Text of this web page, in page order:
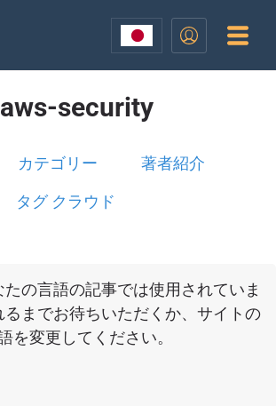
aws-security
カテゴリー 著者紹介
タグ クラウド